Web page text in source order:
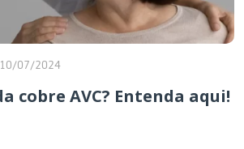
10/07/2024
cobre AVC? Entenda aqui!